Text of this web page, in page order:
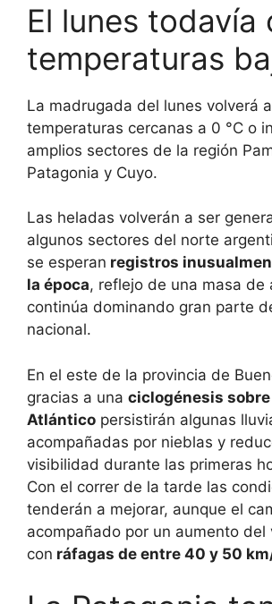
El lunes todavía
temperaturas
La madrugada del lunes volverá
temperaturas cercanas a 0 °C o
amplios sectores de la región
Patagonia y Cuyo.
Las heladas volverán a ser
algunos sectores del norte
se esperan registros
la época, reflejo de una masa de
continúa dominando gran parte
nacional.
En el este de la provincia de
gracias a una ciclogénesis sobre
Atlántico persistirán algunas
acompañadas por nieblas y
visibilidad durante las primeras
Con el correr de la tarde las
tenderán a mejorar, aunque el
acompañado por un aumento del
con ráfagas de entre 40 y 50